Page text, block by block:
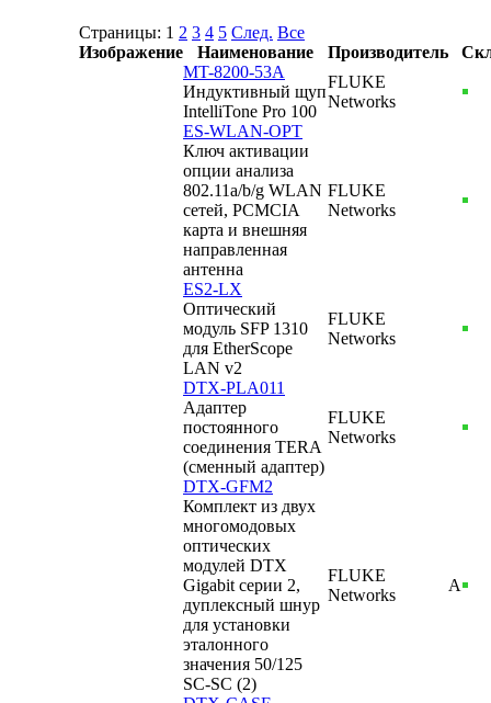
Страницы: 1 2 3 4 5 След. Все
Изображение
Наименование Производитель
MT-8200-53A
Индуктивный щуп
IntelliTone Pro 100
FLUKE
Networks
ES-WLAN-OPT
Ключ активации
опции анализа
802.11a/b/g WLAN
сетей, PCMCIA
карта и внешняя
направленная
антенна
FLUKE
Networks
ES2-LX
Оптический
модуль SFP 1310
для EtherScope
LAN v2
FLUKE
Networks
DTX-PLA011
Адаптер
постоянного
соединения TERA
(сменный адаптер)
FLUKE
Networks
DTX-GFM2
Комплект из двух
многомодовых
оптических
модулей DTX
Gigabit серии 2,
дуплексный шнур
для установки
эталонного
значения 50/125
SC-SC (2)
FLUKE
Networks
А